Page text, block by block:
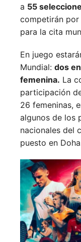
a 55
competirán por
para la cita
En juego
Mundial: dos
femenina. La
participación
26 femeninas,
algunos de los
nacionales del
puesto en